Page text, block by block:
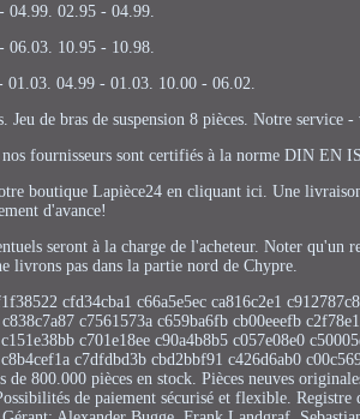
04.99. 02.95 - 04.99.
06.03. 10.95 - 10.98.
04.99 - 01.03. 10.00 - 06.02.
de bras de suspension 8 pièces. Notre service -
fournisseurs sont certifiés à la norme DIN EN
boutique Lapièce24 en cliquant ici. Une
d'avance!
seront à la charge de l'acheteur. Noter qu'un
livrons pas dans la partie nord de Chypre.
cfd34cba1 c66a5e5ec ca816c2e1
c7561573a c659ba6fb cb00eeefb
c701e18ee c90a4b8b5 c057e08e0
c7dfdbd3b cbd2bbf91 c426d6ab0
800.000 pièces en stock. Pièces neuves
de paiement sécurisé et flexible.